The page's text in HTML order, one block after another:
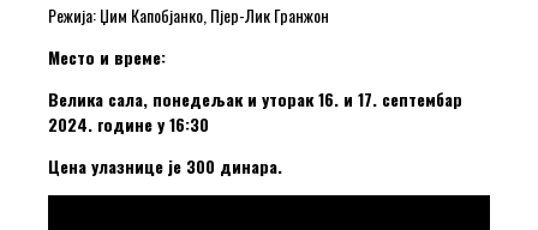
Режија: Џим Капобјанко, Пјер-Лик Гранжон
Место и време:
Велика сала, понедељак и уторак 16. и 17. септембар
2024. године у 16:30
Цена улазнице је 300 динара.